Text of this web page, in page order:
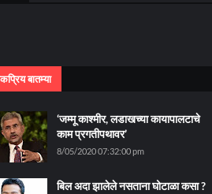
बातम्या
‘जम्मू काश्मीर, लडाखच्या कायापालटाचे
काम प्रगतीपथावर’
8/05/2020 07:32:00 pm
बिल अदा झालेले नसताना घोटाळा कसा ?